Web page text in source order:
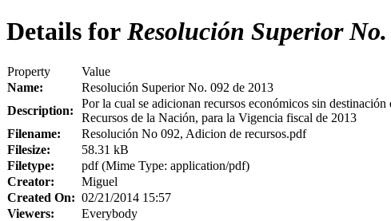
Details for Resolución Superior No.
Property
Value
Name:
Resolución Superior No. 092 de 2013
Description:
Por la cual se adicionan recursos económicos sin
Recursos de la Nación, para la Vigencia fiscal de 2013
Filename:
Resolución No 092, Adicion de recursos.pdf
Filesize:
58.31 kB
Filetype:
pdf (Mime Type: application/pdf)
Creator:
Miguel
Created On: 02/21/2014 15:57
Viewers:
Everybody